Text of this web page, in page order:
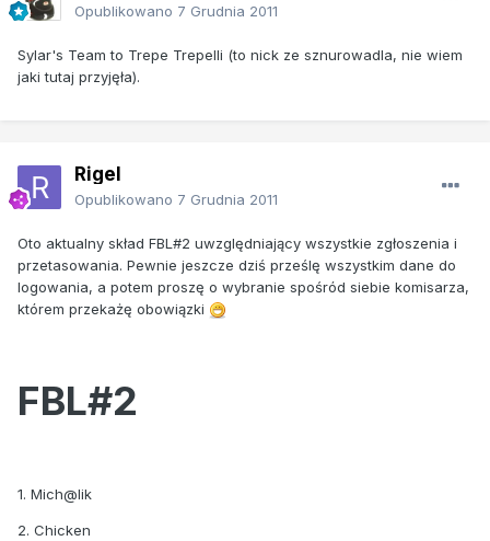
Opublikowano 7 Grudnia 2011
Sylar's Team to Trepe Trepelli (to nick ze sznurowadla, nie wiem
jaki tutaj przyjęła).
Rigel
Opublikowano 7 Grudnia 2011
Oto aktualny skład FBL#2 uwzględniający wszystkie zgłoszenia i
przetasowania. Pewnie jeszcze dziś prześlę wszystkim dane do
logowania, a potem proszę o wybranie spośród siebie komisarza,
którem przekażę obowiązki
FBL#2
1. Mich@lik
2. Chicken